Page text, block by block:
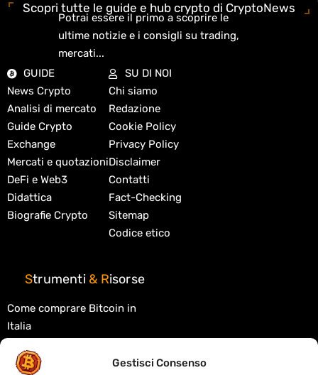
Gestisci Consenso
Scopri tutte le guide e hub crypto di CryptoNews
Potrai essere il primo a scoprire le
ultime notizie e i consigli su trading,
mercati...
GUIDE
News Crypto
Analisi di mercato
Guide Crypto
Exchange
Mercati e quotazioni
DeFi e Web3
Didattica
Biografie Crypto
SU DI NOI
Chi siamo
Redazione
Cookie Policy
Privacy Policy
Disclaimer
Contatti
Fact-Checking
Sitemap
Codice etico
Strumenti & Risorse
Come comprare Bitcoin in
Italia
Migliori exchange crypto